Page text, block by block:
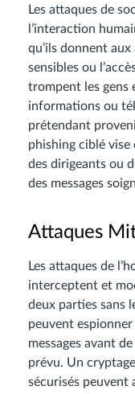
Les attaques de
l’interaction
qu’ils donnent
sensibles ou
trompent les gens
informations ou
prétendant
phishing ciblé vise
des dirigeants ou
des messages
Attaques
Les attaques de
interceptent et
deux parties sans
peuvent
messages avant
prévu. Un
sécurisés peuvent